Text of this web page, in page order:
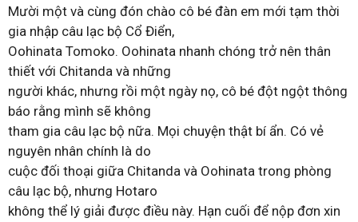
Mười một và cùng đón chào cô bé đàn em mới tạm thời
gia nhập câu lạc bộ Cổ Điển,
Oohinata Tomoko. Oohinata nhanh chóng trở nên thân
thiết với Chitanda và những
người khác, nhưng rồi một ngày nọ, cô bé đột ngột thông
báo rằng mình sẽ không
tham gia câu lạc bộ nữa. Mọi chuyện thật bí ẩn. Có vẻ
nguyên nhân chính là do
cuộc đối thoại giữa Chitanda và Oohinata trong phòng
câu lạc bộ, nhưng Hotaro
không thể lý giải được điều này. Hạn cuối để nộp đơn xin